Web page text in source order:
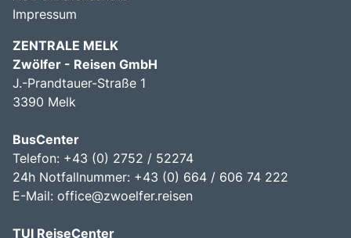
Impressum
ZENTRALE MELK
Zwölfer - Reisen GmbH
J.-Prandtauer-Straße 1
3390 Melk
BusCenter
Telefon: +43 (0) 2752 / 52274
24h Notfallnummer: +43 (0) 664 / 606 74 222
E-Mail: office@zwoelfer.reisen
TUI ReiseCenter